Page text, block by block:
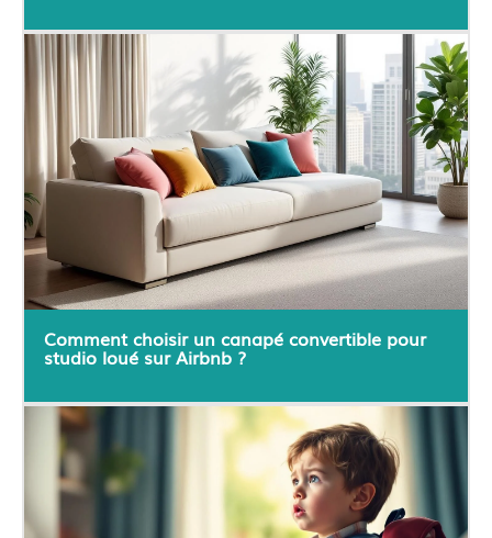
Comment choisir un canapé convertible pour
studio loué sur Airbnb ?